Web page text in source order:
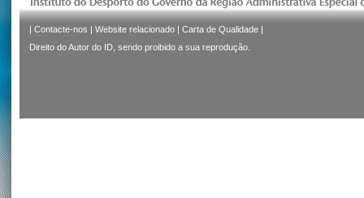
| Contacte-nos | Website relacionado | Carta de Qualidade |
Direito do Autor do ID, sendo proibido a sua reprodução.